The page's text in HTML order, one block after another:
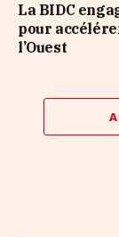
La BIDC
pour
l’Ouest